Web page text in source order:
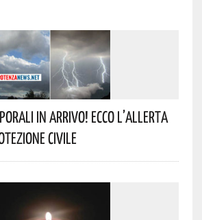
In Arrivo! Ecco L’allerta
Civile